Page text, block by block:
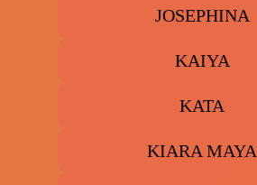
JOSEPHINA
KAIYA
KATA
KIARA MAYA